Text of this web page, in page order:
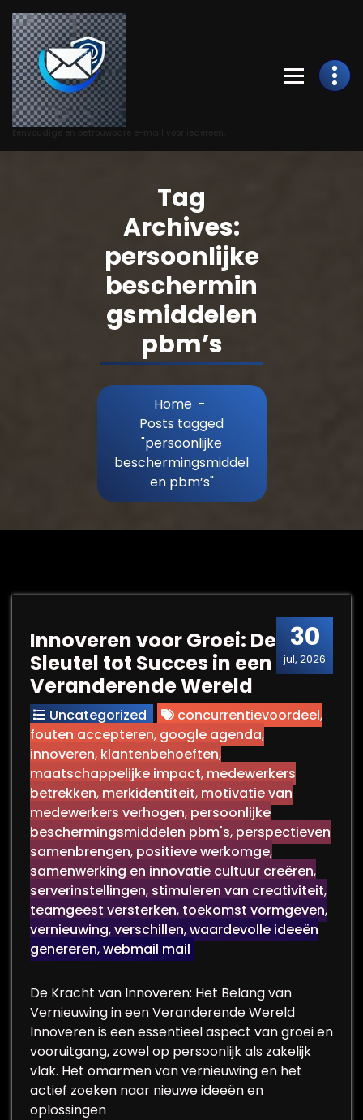
Skip
to
Content
Tag
Archives:
persoonlijke
beschermin
gsmiddelen
pbm’s
Home -
Posts tagged
"persoonlijke
beschermingsmiddel
en pbm’s"
30
jul, 2026
Innoveren voor Groei: De
Sleutel tot Succes in een
Veranderende Wereld
Uncategorized concurrentievoordeel,
fouten accepteren, google agenda,
innoveren, klantenbehoeften,
maatschappelijke impact, medewerkers
betrekken, merkidentiteit, motivatie van
medewerkers verhogen, persoonlijke
beschermingsmiddelen pbm's, perspectieven
samenbrengen, positieve werkomge,
samenwerking en innovatie cultuur creëren,
serverinstellingen, stimuleren van creativiteit,
teamgeest versterken, toekomst vormgeven,
vernieuwing,verschillen,waardevolle ideeën
genereren,webmail mail
De Kracht van Innoveren: Het Belang van
Vernieuwing in een Veranderende Wereld
Innoveren is een essentieel aspect van groei en
vooruitgang, zowel op persoonlijk als zakelijk
vlak. Het omarmen van vernieuwing en het
actief zoeken naar nieuwe ideeën en
oplossingen